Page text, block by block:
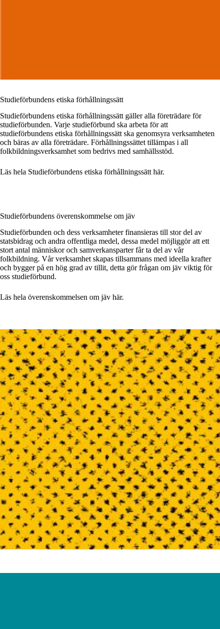
Studieförbundens etiska förhållningssätt
Studieförbundens etiska förhållningssätt gäller alla företrädare för
studieförbunden. Varje studieförbund ska arbeta för att
studieförbundens etiska förhållningssätt ska genomsyra verksamheten
och bäras av alla företrädare. Förhållningssättet tillämpas i all
folkbildningsverksamhet som bedrivs med samhällsstöd.
Läs hela Studieförbundens etiska förhållningssätt här.
Studieförbundens överenskommelse om jäv
Studieförbunden och dess verksamheter finansieras till stor del av
statsbidrag och andra offentliga medel, dessa medel möjliggör att ett
stort antal människor och samverkansparter får ta del av vår
folkbildning. Vår verksamhet skapas tillsammans med ideella krafter
och bygger på en hög grad av tillit, detta gör frågan om jäv viktig för
oss studieförbund.
Läs hela överenskommelsen om jäv här.